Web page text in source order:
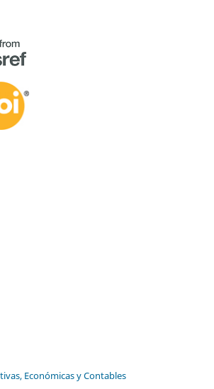
Económicas y Contables